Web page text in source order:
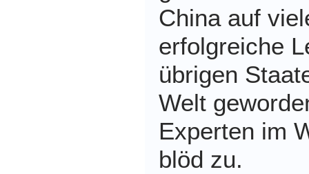
China auf
erfolgreiche
übrigen
Welt
Experten im
blöd zu.